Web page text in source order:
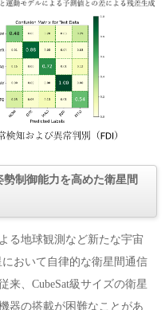
制御能力を高めた衛星間
る地球観測など新たな宇宙
おいて自律的な衛星間通信
来、CubeSat級サイズの衛星
器の搭載が困難なことがあ